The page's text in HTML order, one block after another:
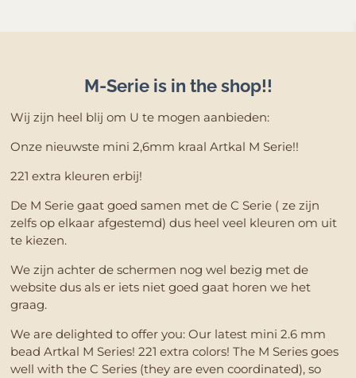
M-Serie is in the shop!!
Wij zijn heel blij om U te mogen aanbieden:
Onze nieuwste mini 2,6mm kraal Artkal M Serie!!
221 extra kleuren erbij!
De M Serie gaat goed samen met de C Serie ( ze zijn
zelfs op elkaar afgestemd) dus heel veel kleuren om uit
te kiezen.
We zijn achter de schermen nog wel bezig met de
website dus als er iets niet goed gaat horen we het
graag.
We are delighted to offer you: Our latest mini 2.6 mm
bead Artkal M Series! 221 extra colors! The M Series goes
well with the C Series (they are even coordinated), so